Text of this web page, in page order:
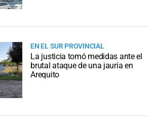
EN EL SUR PROVINCIAL
La justicia tomó medidas ante el
brutal ataque de una jauría en
Arequito